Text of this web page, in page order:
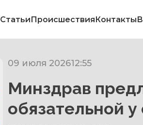
СтатьиПроисшествияКонтакты
09 июля 202612:55
Минздрав
обязательной